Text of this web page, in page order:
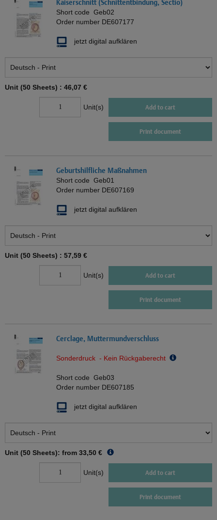
Kaiserschnitt (Schnittentbindung, Sectio)
Short code Geb02
Order number DE607177
jetzt digital aufklären
Unit (50 Sheets) : 46,07 €
Unit(s) Add to cart
Print document
Geburtshilfliche Maßnahmen
Short code Geb01
Order number DE607169
jetzt digital aufklären
Unit (50 Sheets) : 57,59 €
Unit(s) Add to cart
Print document
Cerclage, Muttermundverschluss
Sonderdruck - Kein Rückgaberecht
Short code Geb03
Order number DE607185
jetzt digital aufklären
Unit (50 Sheets): from 33,50 €
Unit(s) Add to cart
Print document